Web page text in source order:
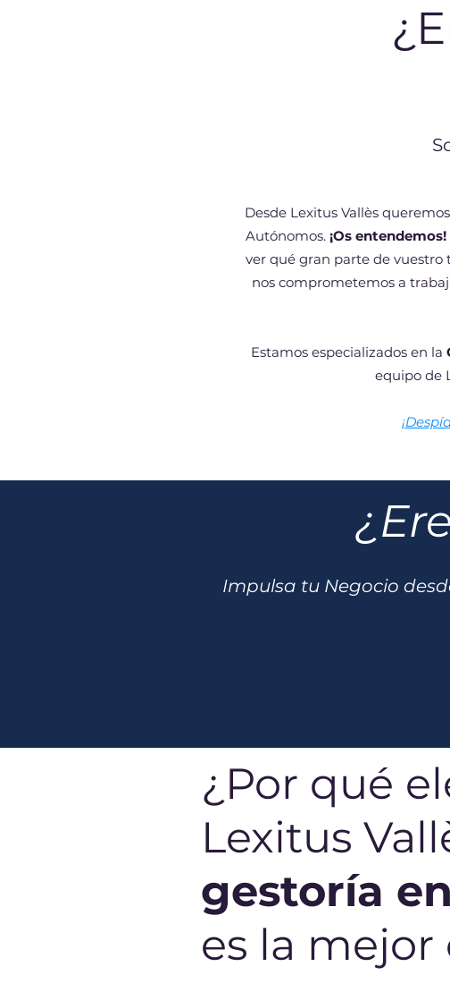
Desde Lexitus Vallès
Autónomos. ¡Os entendemos!
ver qué gran parte de vuestro
nos comprometemos a
Estamos especializados en la
equipo de
Impulsa tu Negocio
¿Por qué
Lexitus
gestoría
es la mejor